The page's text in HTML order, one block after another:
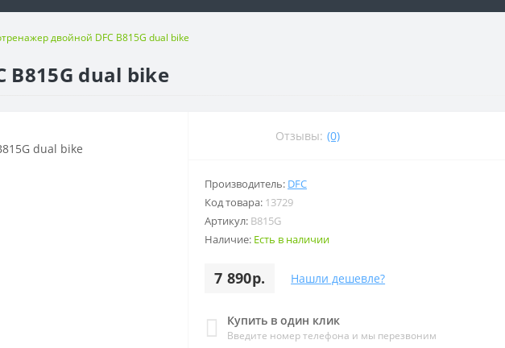
двойной DFC B815G dual bike
B815G dual bike
Отзывы: (0)
Производитель: DFC
Код товара: 13729
Артикул: B815G
Наличие: Есть в наличии
7 890р. Нашли дешевле?
Купить в один клик
Введите номер телефона и мы перезвоним